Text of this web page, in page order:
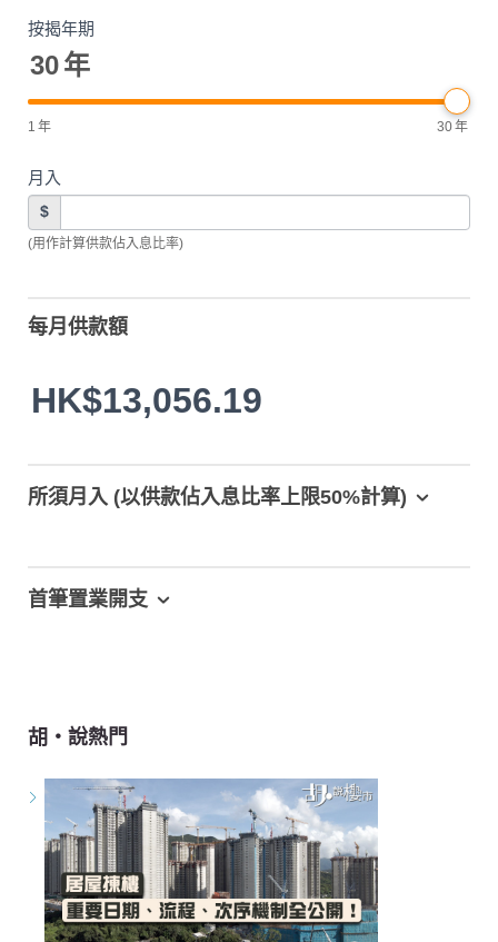
按揭年期
30年
1 年 30年
月入
$
(用作計算供款佔入息比率)
每月供款額
HK$13,056.19
所須月入 (以供款佔入息比率上限50%計算)
首筆置業開支
胡‧說熱門